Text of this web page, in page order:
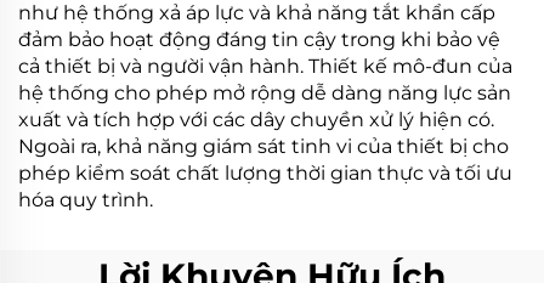
như hệ thống xả áp lực và khả năng tắt khẩn cấp
đảm bảo hoạt động đáng tin cậy trong khi bảo vệ
cả thiết bị và người vận hành. Thiết kế mô-đun của
hệ thống cho phép mở rộng dễ dàng năng lực sản
xuất và tích hợp với các dây chuyền xử lý hiện có.
Ngoài ra, khả năng giám sát tinh vi của thiết bị cho
phép kiểm soát chất lượng thời gian thực và tối ưu
hóa quy trình.